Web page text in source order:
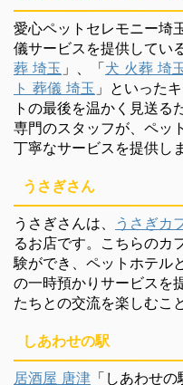
愛心ペットセレモニー埼
儀サービスを提供してい
葬 埼玉 」、「犬 火葬 埼
ト 葬儀 埼玉 」といった
トの最後を温かく見送る
専門のスタッフが、ペッ
丁寧なサービスを提供し
うさぎさん
うさぎさんは、 うさぎカ
るお店です。こちらのカ
験ができ、ペットホテル
の一時預かりサービスを
たちとの交流を楽しむこ
しあわせの駅
居酒屋 唐津 「しあわせ